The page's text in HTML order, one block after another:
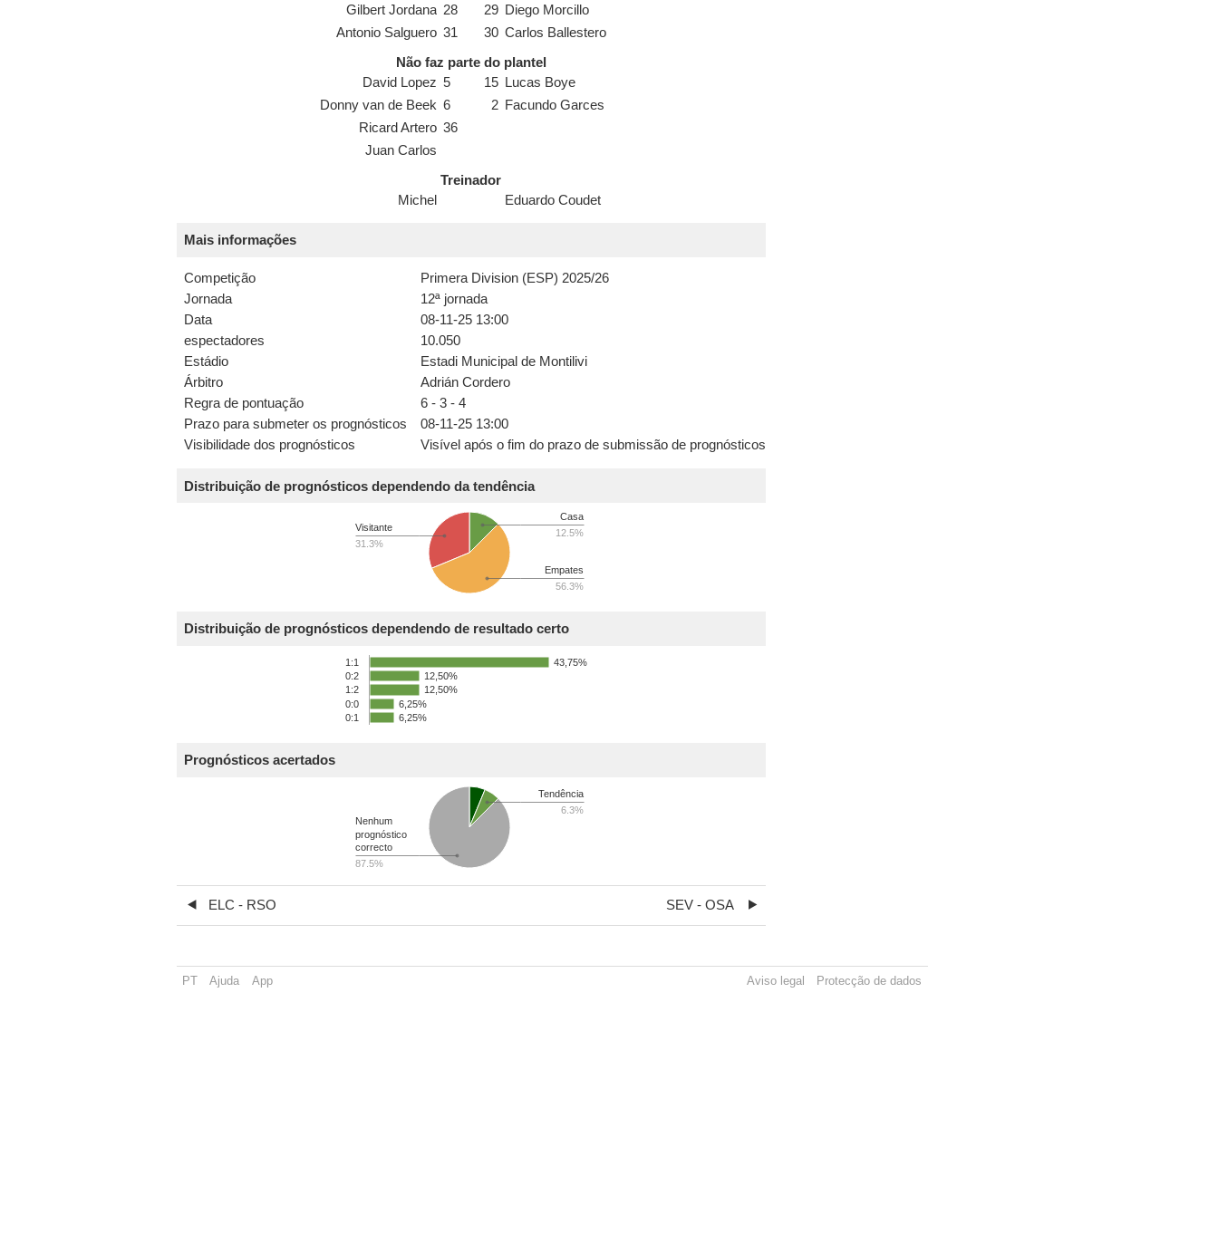
Gilbert Jordana 28 29 Diego Morcillo
Antonio Salguero 31 30 Carlos Ballestero
Não faz parte do plantel
David Lopez 5 15
Lucas Boye
Donny van de Beek 6 2 Facundo Garces
Ricard Artero 36
Juan Carlos
Treinador
Michel
Eduardo Coudet
Mais informações
Competição
Primera Division (ESP) 2025/26
Jornada
12ª jornada
Data
08-11-25 13:00
espectadores
10.050
Estádio
Estadi Municipal de Montilivi
Árbitro
Adrián Cordero
Regra de pontuação
6 - 3 - 4
Prazo para submeter os prognósticos
08-11-25 13:00
Visibilidade dos prognósticos
Visível após o fim do prazo de submissão de prognósticos
Distribuição de prognósticos dependendo da tendência
Casa
12.5%
Empates
56.3%
Visitante
31.3%
Distribuição de prognósticos dependendo de resultado certo
1:1
0:2
1:2
0:0
0:1
43,75%
12,50%
12,50%
6,25%
6,25%
Prognósticos acertados
Tendência
6.3%
Nenhum
prognóstico
correcto
87.5%
ELC - RSO SEV - OSA
PT Ajuda App Aviso legal Protecção de dados